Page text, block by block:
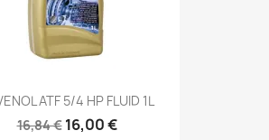
ATF 5/4 HP FLUID 1L
16,84 € 16,00 €